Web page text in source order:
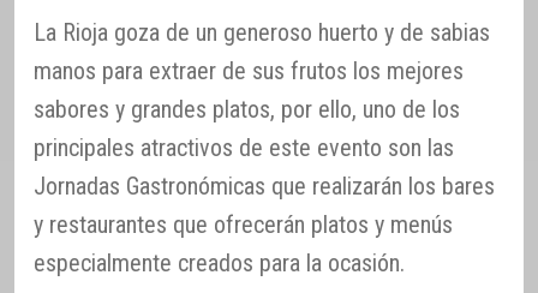
La Rioja goza de un generoso huerto y de sabias
manos para extraer de sus frutos los mejores
sabores y grandes platos, por ello, uno de los
principales atractivos de este evento son las
Jornadas Gastronómicas que realizarán los bares
y restaurantes que ofrecerán platos y menús
especialmente creados para la ocasión.